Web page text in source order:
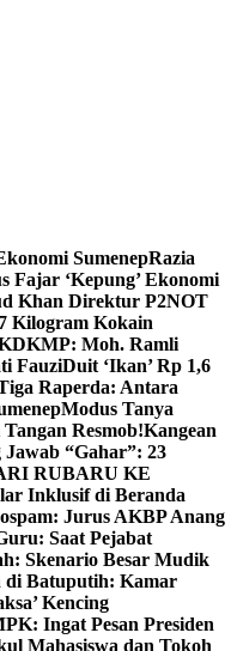
SumenepRazia
Fajar ‘Kepung’ Ekonomi
Khan Direktur P2NOT
Kilogram Kokain
Moh. Ramli
FauziDuit ‘Ikan’ Rp 1,6
Raperda: Antara
Modus Tanya
Resmob!Kangean
“Gahar”: 23
RUBARU KE
Inklusif di Beranda
Jurus AKBP Anang
Saat Pejabat
Skenario Besar Mudik
di Batuputih: Kamar
Kencing
Ingat Pesan Presiden
Mahasiswa dan Tokoh